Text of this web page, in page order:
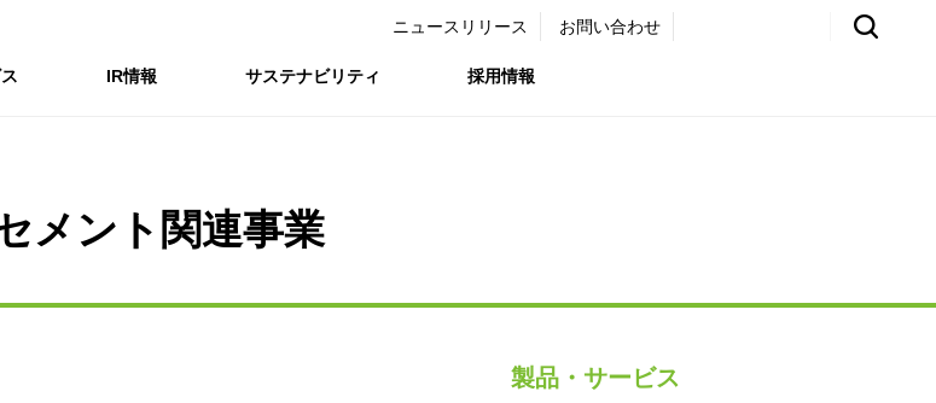
コーポレートガバナンス
IR情報
財務・業績推移
サステナビリティ
環境理念・行動指針
Enviroment（環境）
採用情報
イト（全国勤務コース）
ニュースリリース お問い合わせ
メント関連事業
製品・サービス